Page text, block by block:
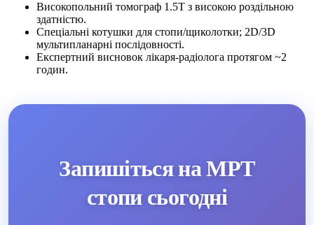
Високопольний томограф 1.5Т з високою роздільною
здатністю.
Спеціальні котушки для стопи/щиколотки; 2D/3D
мультипланарні послідовності.
Експертний висновок лікаря-радіолога протягом ~2
годин.
Запишіться на МРТ
стопи сьогодні